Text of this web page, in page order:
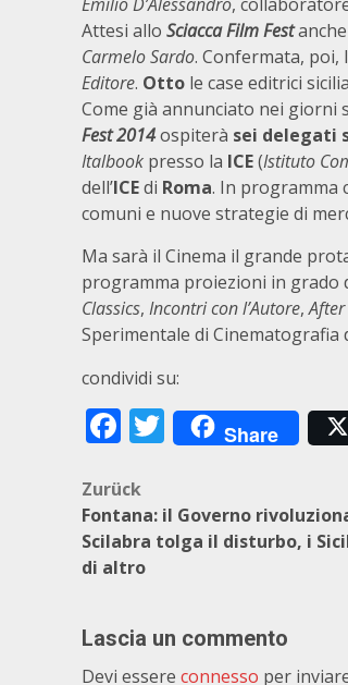
Attesi allo Sciacca Film Festanche
Carmelo Sardo. Confermata, poi,
Editore. Otto le case editrici
Come già annunciato nei giorni
Fest2014ospiterà sei delegati
Italbook presso la ICE(Istituto
dell’ICEdi Roma. In programma
comuni e nuove strategie di
Ma sarà il Cinema il grande
programma proiezioni in grado
Classics, Incontri con l’Autore,
Sperimentale di Cinematografia
condividi su:
Facebook
Twitter
Share
Beitragsnavigation
Zurück
Fontana: il Governo
Scilabra tolga il disturbo, i
di altro
Lascia un commento
Devi essere connesso per